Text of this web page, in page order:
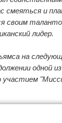
смеяться и
своим
лидер.
на
одной
участием